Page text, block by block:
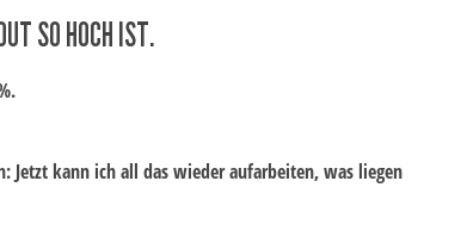
SO HOCH IST.
Jetzt kann ich all das wieder aufarbeiten, was liegen